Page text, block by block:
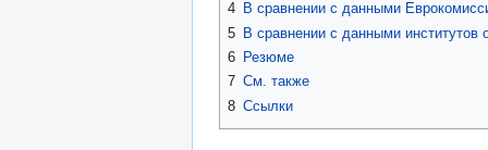
4 В сравнении с данными
5 В сравнении с данными институтов
6 Резюме
7 См. также
8 Ссылки